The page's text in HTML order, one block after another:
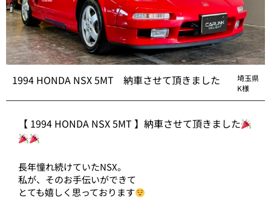
1994 HONDA NSX 5MT 納車させて頂きました
埼玉県
K様
【 1994 HONDA NSX 5MT 】納車させて頂きました
長年憧れ続けていたNSX。
私が、そのお手伝いができて
とても嬉しく思っております